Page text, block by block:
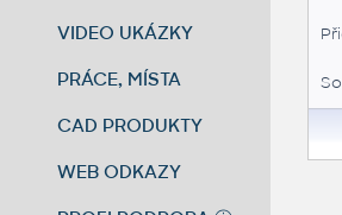
VIDEO UKÁZKY
PRÁCE, MÍSTA
CAD PRODUKTY
WEB ODKAZY